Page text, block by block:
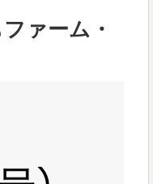
ァーム・